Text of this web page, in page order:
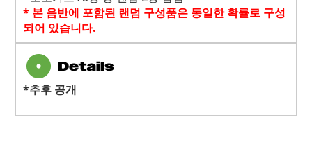
* 본 음반에 포함된 랜덤 구성품은 동일한 확률로 구성
되어 있습니다.
*추후 공개